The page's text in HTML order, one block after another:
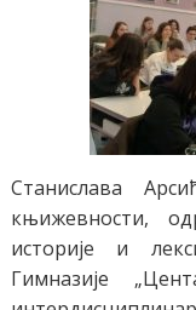
Станислава
књижевности,
историје и
Гимназије